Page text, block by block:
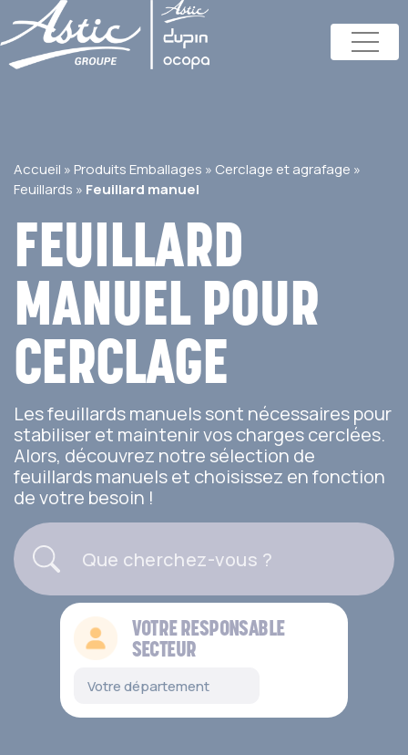
Accueil » Produits Emballages » Cerclage et agrafage »
Feuillards » Feuillard manuel
FEUILLARD
MANUEL POUR
CERCLAGE
Les feuillards manuels sont nécessaires pour
stabiliser et maintenir vos charges cerclées.
Alors, découvrez notre sélection de
feuillards manuels et choisissez en fonction
de votre besoin !
VOTRE RESPONSABLE
SECTEUR